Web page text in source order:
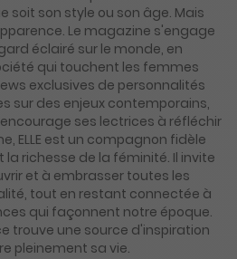
soit son style ou son âge. Mais
Le magazine s'engage
éclairé sur le monde, en
qui touchent les femmes
exclusives de personnalités
sur des enjeux contemporains,
encourage ses lectrices à réfléchir
ELLE est un compagnon fidèle
richesse de la féminité. Il invite
et à embrasser toutes les
tout en restant connectée à
qui façonnent notre époque.
trouve une source d'inspiration
pleinement sa vie.